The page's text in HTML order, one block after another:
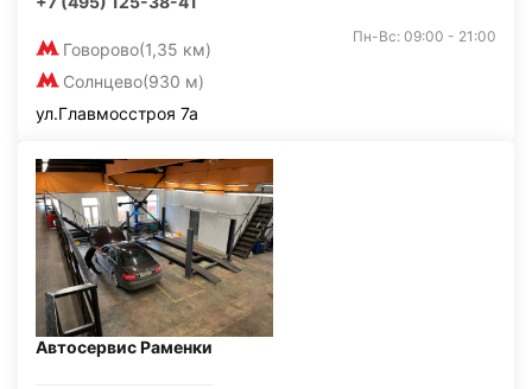
Говорово(1,35 км)
Солнцево(930 м)
Пн-Вс: 09:00 - 21:00
ул.Главмосстроя 7а
Автосервис Раменки